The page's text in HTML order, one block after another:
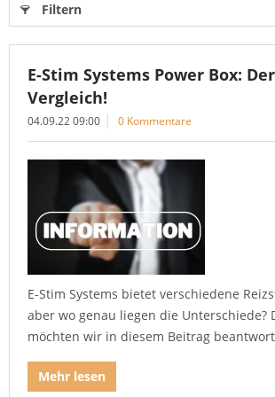
Filtern
E-Stim Systems Power Box:
Vergleich!
04.09.22 09:00 0 Kommentare
E-Stim Systems bietet verschiedene
aber wo genau liegen die Unterschiede?
möchten wir in diesem Beitrag
Mehr lesen